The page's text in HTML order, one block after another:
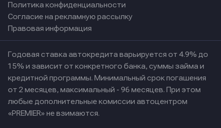
Политика конфиденциальности
Согласие на рекламную рассылку
Правовая информация
Годовая ставка автокредита варьируется от 4.9% до
15% и зависит от конкретного банка, суммы займа и
кредитной программы. Минимальный срок погашения
от 2 месяцев, максимальный - 96 месяцев. При этом
любые дополнительные комиссии автоцентром
«PREMIER» не взимаются.